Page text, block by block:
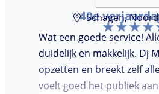
40e
Schagen,
Wat een goede service!
duidelijk en makkelijk. Dj
opzetten en breekt zelf
voelt goed het publiek